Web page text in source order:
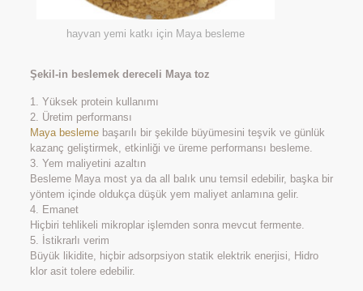
hayvan yemi katkı için Maya besleme
Şekil-in beslemek dereceli Maya toz
1. Yüksek protein kullanımı
2. Üretim performansı
Maya beslemebaşarılı bir şekilde büyümesini teşvik ve günlük
kazanç geliştirmek, etkinliği ve üreme performansı besleme.
3. Yem maliyetini azaltın
Besleme Maya most ya da all balık unu temsil edebilir, başka bir
yöntem içinde oldukça düşük yem maliyet anlamına gelir.
4. Emanet
Hiçbiri tehlikeli mikroplar işlemden sonra mevcut fermente.
5. İstikrarlı verim
Büyük likidite, hiçbir adsorpsiyon statik elektrik enerjisi, Hidro
klor asit tolere edebilir.